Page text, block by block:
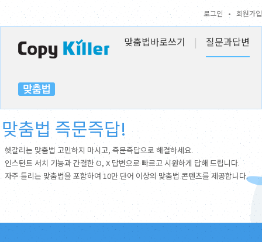
로그인 • 회원가입
맞춤법바로쓰기 | 질문과답변
맞춤법 즉문즉답!
헷갈리는 맞춤법 고민하지 마시고, 즉문즉답으로 해결하세요.
인스턴트 서치 기능과 간결한 O, X 답변으로 빠르고 시원하게 답해 드립니다.
자주 틀리는 맞춤법을 포함하여 10만 단어 이상의 맞춤법 콘텐츠를 제공합니다.